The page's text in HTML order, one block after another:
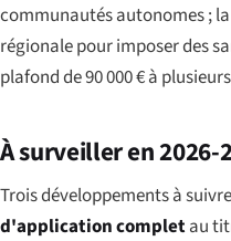
communautés autonomes ;
régionale pour imposer des
plafond de 90 000 € à
À surveiller en 2026-
Trois développements à
d'application completau